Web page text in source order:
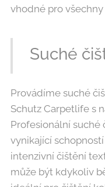
vhodné pro
Suché
Provádíme suché
Schutz Carpetlife s
Profesionální suché
vynikající
intenzivní čištění
může být kdykoliv